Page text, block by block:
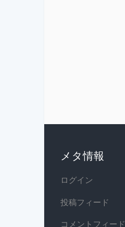
メタ情報
ログイン
投稿フィード
コメントフィード